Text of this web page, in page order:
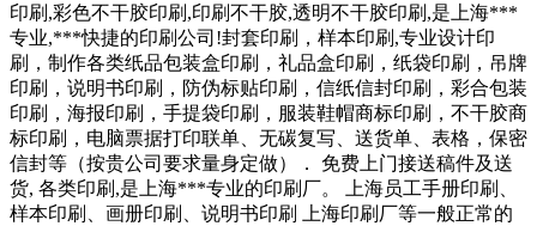
印刷,彩色不干胶印刷,印刷不干胶,透明不干胶印刷,是上海***
专业,***快捷的印刷公司!封套印刷，样本印刷,专业设计印
刷，制作各类纸品包装盒印刷，礼品盒印刷，纸袋印刷，吊牌
印刷，说明书印刷，防伪标贴印刷，信纸信封印刷，彩合包装
印刷，海报印刷，手提袋印刷，服装鞋帽商标印刷，不干胶商
标印刷，电脑票据打印联单、无碳复写、送货单、表格，保密
信封等（按贵公司要求量身定做）． 免费上门接送稿件及送
货, 各类印刷,是上海***专业的印刷厂。 上海员工手册印刷、
样本印刷、画册印刷、说明书印刷 上海印刷厂等一般正常的